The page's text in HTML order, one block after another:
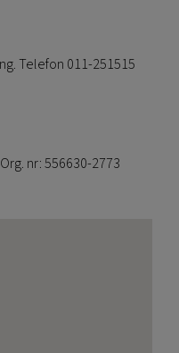
Telefon 011-251515
nr: 556630-2773